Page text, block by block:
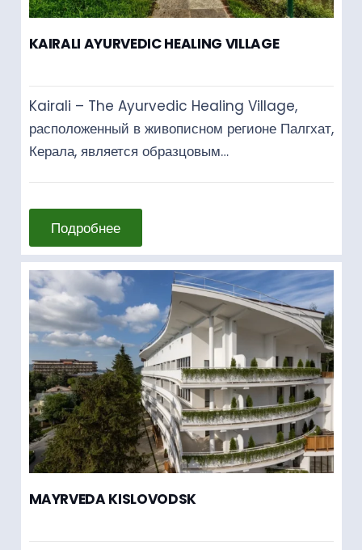
KAIRALI AYURVEDIC HEALING VILLAGE
Kairali – The Ayurvedic Healing Village,
расположенный в живописном регионе Палгхат,
Керала, является образцовым…
Подробнее
MAYRVEDA KISLOVODSK